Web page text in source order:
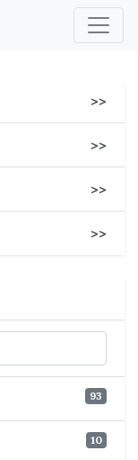
>>
>>
>>
>>
93
10